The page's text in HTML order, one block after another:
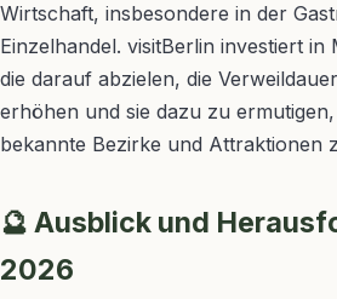
Wirtschaft, insbesondere in der
Einzelhandel. visitBerlin investiert in
die darauf abzielen, die
erhöhen und sie dazu zu
bekannte Bezirke und Attraktionen
🔮 Ausblick und
2026